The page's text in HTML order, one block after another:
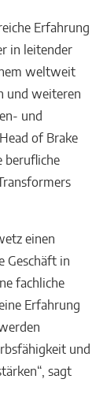
Erfahrung
in leitender
weltweit
und weiteren
und
of Brake
berufliche
einen
Geschäft in
fachliche
Erfahrung
und
sagt